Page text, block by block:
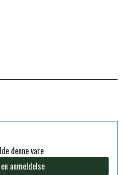
RYTTER
EQUINE
denne vare
anmeldelse